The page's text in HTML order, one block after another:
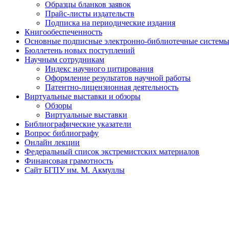
Образцы бланков заявок
Прайс-листы издательств
Подписка на периодические издания
Книгообеспеченность
Основные подписные электронно-библиотечные
Бюллетень новых поступлений
Научным сотрудникам
Индекс научного цитирования
Оформление результатов научной работы
Патентно-лицензионная деятельность
Виртуальные выставки и обзоры
Обзоры
Виртуальные выставки
Библиографические указатели
Вопрос библиографу
Онлайн лекции
Федеральный список экстремистских материалов
Финансовая грамотность
Сайт БГПУ им. М. Акмуллы